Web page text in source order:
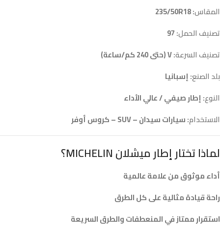
المقاس: 235/50R18
تصنيف الحمل: 97
تصنيف السرعة: V (حتى 240 كم/ساعة)
بلد الصنع: إسبانيا
النوع: إطار صيفي / عالي الأداء
الاستخدام: سيارات سيدان – SUV – كروس أوفر
لماذا تختار إطار ميشلان MICHELIN؟
أداء موثوق من علامة عالمية
راحة قيادة مثالية على كل الطرق
استقرار ممتاز في المنعطفات والطرق السريعة